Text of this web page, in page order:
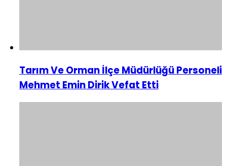
Tarım Ve Orman İlçe Müdürlüğü Personeli
Mehmet Emin Dirik Vefat Etti